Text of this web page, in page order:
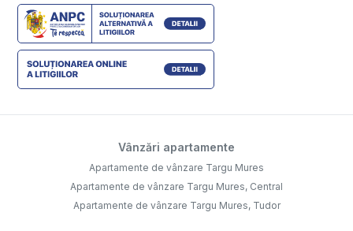
Vânzări apartamente
Apartamente de vânzare Targu Mures
Apartamente de vânzare Targu Mures, Central
Apartamente de vânzare Targu Mures, Tudor